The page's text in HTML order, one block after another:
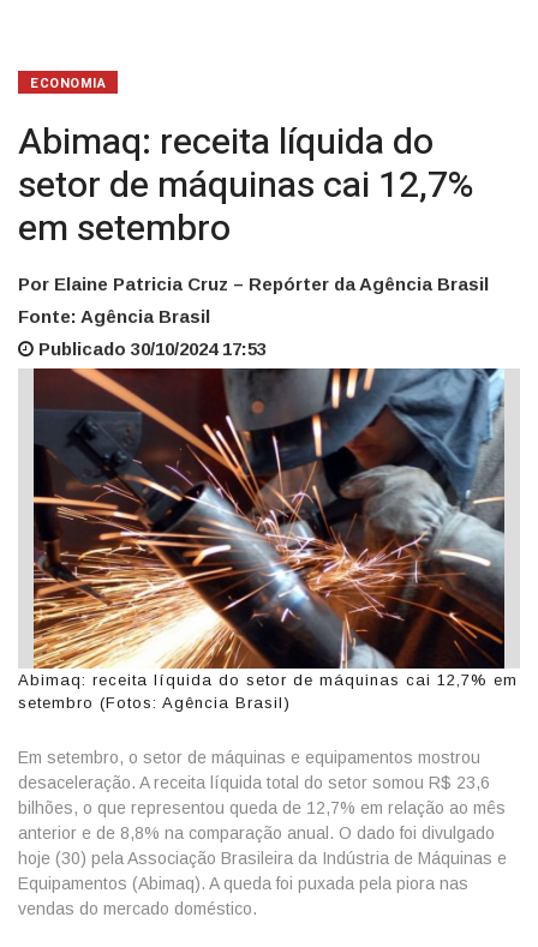
ECONOMIA
Abimaq: receita líquida do
setor de máquinas cai 12,7%
em setembro
Por Elaine Patricia Cruz – Repórter da Agência Brasil
Fonte: Agência Brasil
Publicado 30/10/2024 17:53
Abimaq: receita líquida do setor de máquinas cai 12,7% em
setembro (Fotos: Agência Brasil)
Em setembro, o setor de máquinas e equipamentos mostrou
desaceleração. A receita líquida total do setor somou R$ 23,6
bilhões, o que representou queda de 12,7% em relação ao mês
anterior e de 8,8% na comparação anual. O dado foi divulgado
hoje (30) pela Associação Brasileira da Indústria de Máquinas e
Equipamentos (Abimaq). A queda foi puxada pela piora nas
vendas do mercado doméstico.